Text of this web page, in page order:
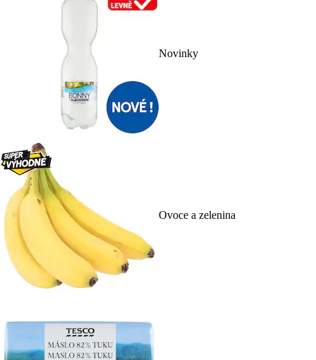
Novinky
Ovoce a zelenina